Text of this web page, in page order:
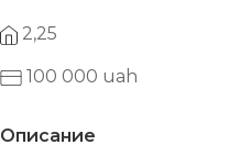
2,25
100 000 uah
Описание